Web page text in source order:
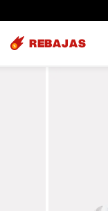
REBAJAS